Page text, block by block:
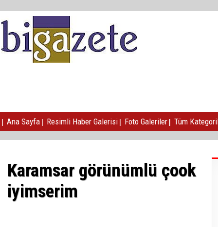
| Ana Sayfa | Resimli Haber Galerisi | Foto Galeriler | Tüm
Karamsar görünümlü çook
iyimserim